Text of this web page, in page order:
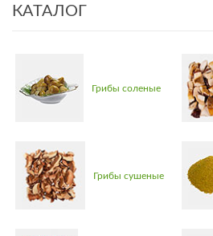
КАТАЛОГ
Грибы соленые
Грибы сушеные